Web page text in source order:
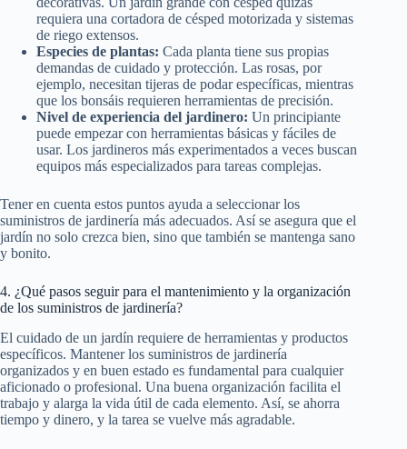
requiera una cortadora de césped motorizada y sistemas
de riego extensos.
Especies de plantas: Cada planta tiene sus propias
demandas de cuidado y protección. Las rosas, por
ejemplo, necesitan tijeras de podar específicas, mientras
que los bonsáis requieren herramientas de precisión.
Nivel de experiencia del jardinero: Un principiante
puede empezar con herramientas básicas y fáciles de
usar. Los jardineros más experimentados a veces buscan
equipos más especializados para tareas complejas.
Tener en cuenta estos puntos ayuda a seleccionar los
suministros de jardinería más adecuados. Así se asegura que el
jardín no solo crezca bien, sino que también se mantenga sano
y bonito.
4. ¿Qué pasos seguir para el mantenimiento y la organización
de los suministros de jardinería?
El cuidado de un jardín requiere de herramientas y productos
específicos. Mantener los suministros de jardinería
organizados y en buen estado es fundamental para cualquier
aficionado o profesional. Una buena organización facilita el
trabajo y alarga la vida útil de cada elemento. Así, se ahorra
tiempo y dinero, y la tarea se vuelve más agradable.